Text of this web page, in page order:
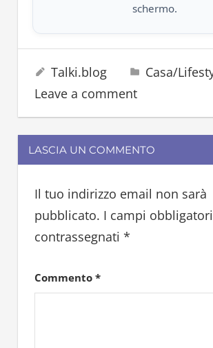
schermo.
letto
materasso
3 Ottobre 2025
Talki.blog
Casa/
Leave a comment
LASCIA UN COMMENTO
Il tuo indirizzo email non sarà
pubblicato. I campi
contrassegnati *
Commento *